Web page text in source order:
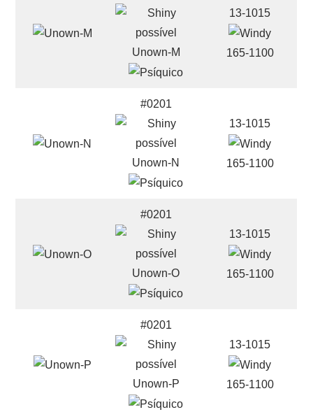
Unown-M
13-1015
165-1100
#0201
Unown-N
13-1015
165-1100
#0201
Unown-O
13-1015
165-1100
#0201
Unown-P
13-1015
165-1100